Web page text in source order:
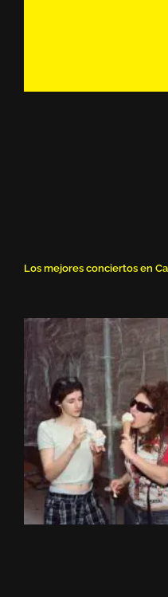
Los mejores conciertos en